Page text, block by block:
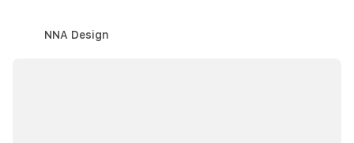
NNA Design